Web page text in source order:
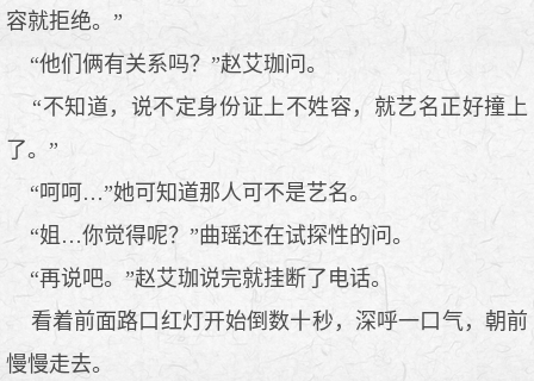
容就拒绝。”
“他们俩有关系吗？”赵艾珈问。
“不知道，说不定身份证上不姓容，就艺名正好撞上
了。”
“呵呵…”她可知道那人可不是艺名。
“姐…你觉得呢？”曲瑶还在试探性的问。
“再说吧。”赵艾珈说完就挂断了电话。
看着前面路口红灯开始倒数十秒，深呼一口气，朝前
慢慢走去。